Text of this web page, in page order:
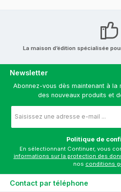
La maison d’édition spécialisée
Newsletter
Abonnez-vous dès maintenant à
des nouveaux produits et
e-
*
Politique de
informations sur la protection des
nos conditions
Contact par téléphone